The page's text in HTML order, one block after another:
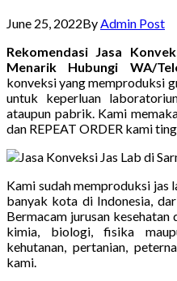
June 25, 2022By Admin Post
Rekomendasi Jasa
Menarik Hubungi WA/
konveksi yang memproduksi
untuk keperluan
ataupun pabrik. Kami
dan REPEAT ORDER kami
Kami sudah memproduksi jas
banyak kota di Indonesia,
Bermacam jurusan kesehatan
kimia, biologi, fisika
kehutanan, pertanian,
kami.